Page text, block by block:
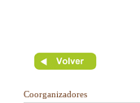
Coorganizadores